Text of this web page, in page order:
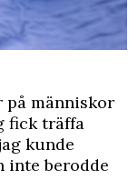
på människor
fick träffa
kunde
inte berodde